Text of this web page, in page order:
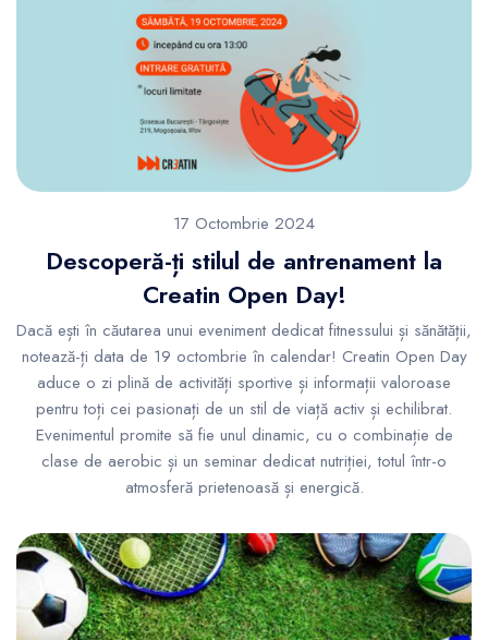
17 Octombrie 2024
Descoperă-ți stilul de antrenament la
Creatin Open Day!
Dacă ești în căutarea unui eveniment dedicat fitnessului și sănătății,
notează-ți data de 19 octombrie în calendar! Creatin Open Day
aduce o zi plină de activități sportive și informații valoroase
pentru toți cei pasionați de un stil de viață activ și echilibrat.
Evenimentul promite să fie unul dinamic, cu o combinație de
clase de aerobic și un seminar dedicat nutriției, totul într-o
atmosferă prietenoasă și energică.